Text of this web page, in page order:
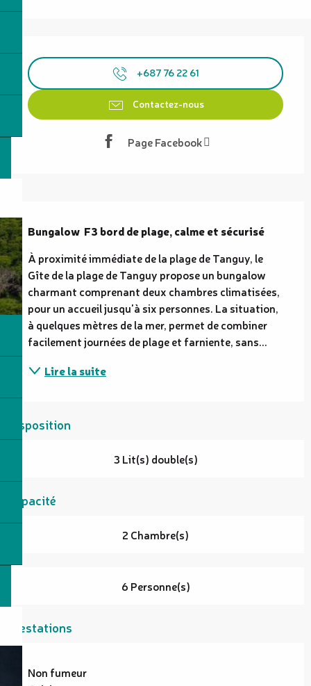
+687 76 22 61
Contactez-nous
Page Facebook
Bungalow  F3 bord de plage, calme et sécurisé
À proximité immédiate de la plage de Tanguy, le
Gîte de la plage de Tanguy propose un bungalow
charmant comprenant deux chambres climatisées,
pour un accueil jusqu'à six personnes. La situation,
à quelques mètres de la mer, permet de combiner
facilement journées de plage et farniente, sans...
Lire la suite
Disposition
3 Lit(s) double(s)
Capacité
2 Chambre(s)
6 Personne(s)
Prestations
Non fumeur